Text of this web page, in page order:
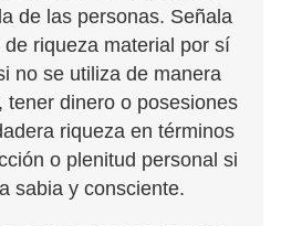
de las personas. Señala
riqueza material por sí
no se utiliza de manera
tener dinero o posesiones
riqueza en términos
o plenitud personal si
sabia y consciente.